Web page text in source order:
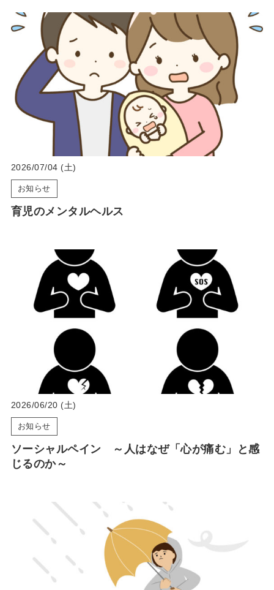
2026/07/04 (土)
お知らせ
育児のメンタルヘルス
2026/06/20 (土)
お知らせ
ソーシャルペイン ～人はなぜ「心が痛む」と感
じるのか～